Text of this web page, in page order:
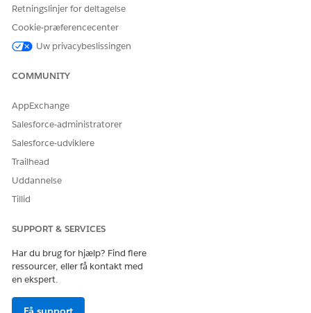
lignende applikationer og anmodningstyper.
Anmod om nulstilling af Salesforce-adgangskode
Anmod om nulstilling af Okta-adgangskode
Anmod om adgangskodenulstilling for OneLogin
Agenthandlinger
Disse handlinger kører automatisk under din samtale med
den specialiserede agent.
Besvar spørgsmål med Knowledge
Hent berettigede servicekatalogelementer
Hent produkt lanceringskort
EXAMPLE
Nulstilling af en glemt applikationsadgangskode
Retningslinjer for deltagelse
Cookie-præferencecenter
Uw privacybeslissingen
COMMUNITY
AppExchange
Salesforce-administratorer
Salesforce-udviklere
Trailhead
Uddannelse
Tillid
SUPPORT & SERVICES
Har du brug for hjælp? Find flere
ressourcer, eller få kontakt med
en ekspert.